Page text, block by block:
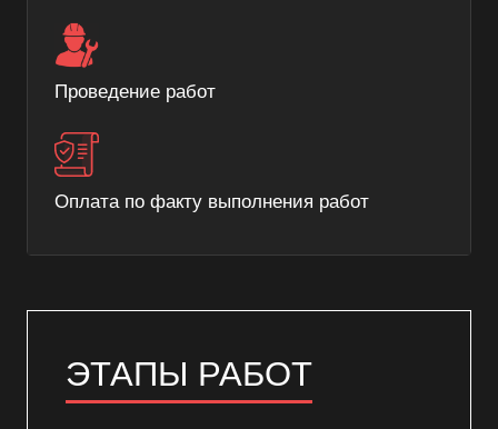
Проведение работ
Оплата по факту выполнения работ
ЭТАПЫ РАБОТ